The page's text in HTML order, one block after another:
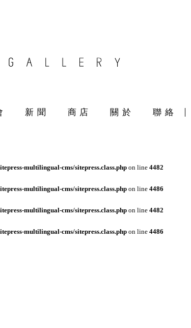
新聞 商店 關於 聯絡
multilingual-cms/sitepress.class.php on line 4482
multilingual-cms/sitepress.class.php on line 4486
multilingual-cms/sitepress.class.php on line 4482
multilingual-cms/sitepress.class.php on line 4486